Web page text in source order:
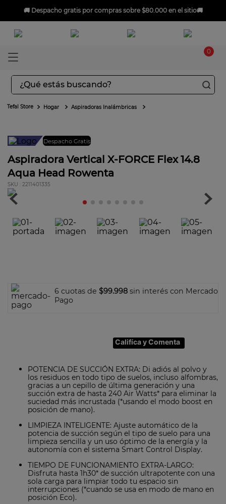
🚚 Despacho gratispor compras sobre $80.000 en el sitio🚚
0
¿Qué estás buscando?
Hogar Aspiradoras Inalámbricas
Despacho Gratis
Aspiradora Vertical X-FORCE Flex 14.8
Aqua Head Rowenta
2211401335
6 cuotas de $99.998 sin interés con Mercado
Pago
Califíca y Comenta
POTENCIA DE SUCCIÓN EXTRA: Di adiós al polvo y
los residuos en todo tipo de suelos, incluso alfombras,
gracias a un cepillo de última generación y una
succión extra de hasta 240 Air Watts* para eliminar la
suciedad más incrustada (*usando el modo boost en
posición de mano).
LIMPIEZA INTELIGENTE: Ajuste automático de la
potencia de succión según el tipo de suelo para una
limpieza sencilla y un uso óptimo de la energía y la
autonomía con el sistema Smart Control Display.
TIEMPO DE FUNCIONAMIENTO EXTRA-LARGO:
Disfruta hasta 1h30* de succión ultrapotente con una
sola carga para limpiar todo tu espacio sin
interrupciones (*cuando se usa en modo de mano en
posición Eco).
TÉRMINOS MÁS BUSCADOS
2.
sarten
3.
ingenio
4.
sartenes
7.
olla